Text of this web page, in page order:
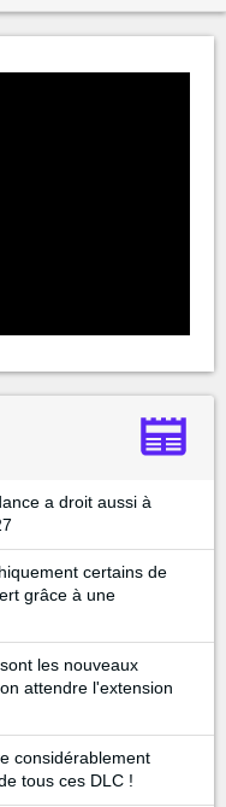
a droit aussi à
certains de
grâce à une
les nouveaux
attendre l'extension
considérablement
tous ces DLC !